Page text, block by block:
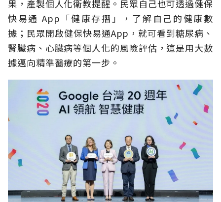
果，產製個人化衛教提醒。民眾自己也可透過健保
快易通 App「健康存摺」，了解自己的健康數
據；民眾開啟健保快易通App，就可看到糖尿病、
腎臟病、心臟病等個人化的風險評估，這是用大數
據邁向精準醫療的第一步。